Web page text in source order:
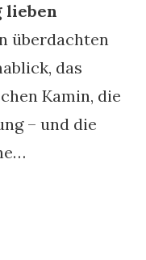
lieben
überdachten
das
Kamin, die
– und die